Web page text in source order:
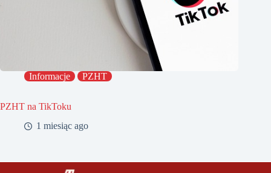
Informacje PZHT
PZHT na TikToku
1 miesiąc ago